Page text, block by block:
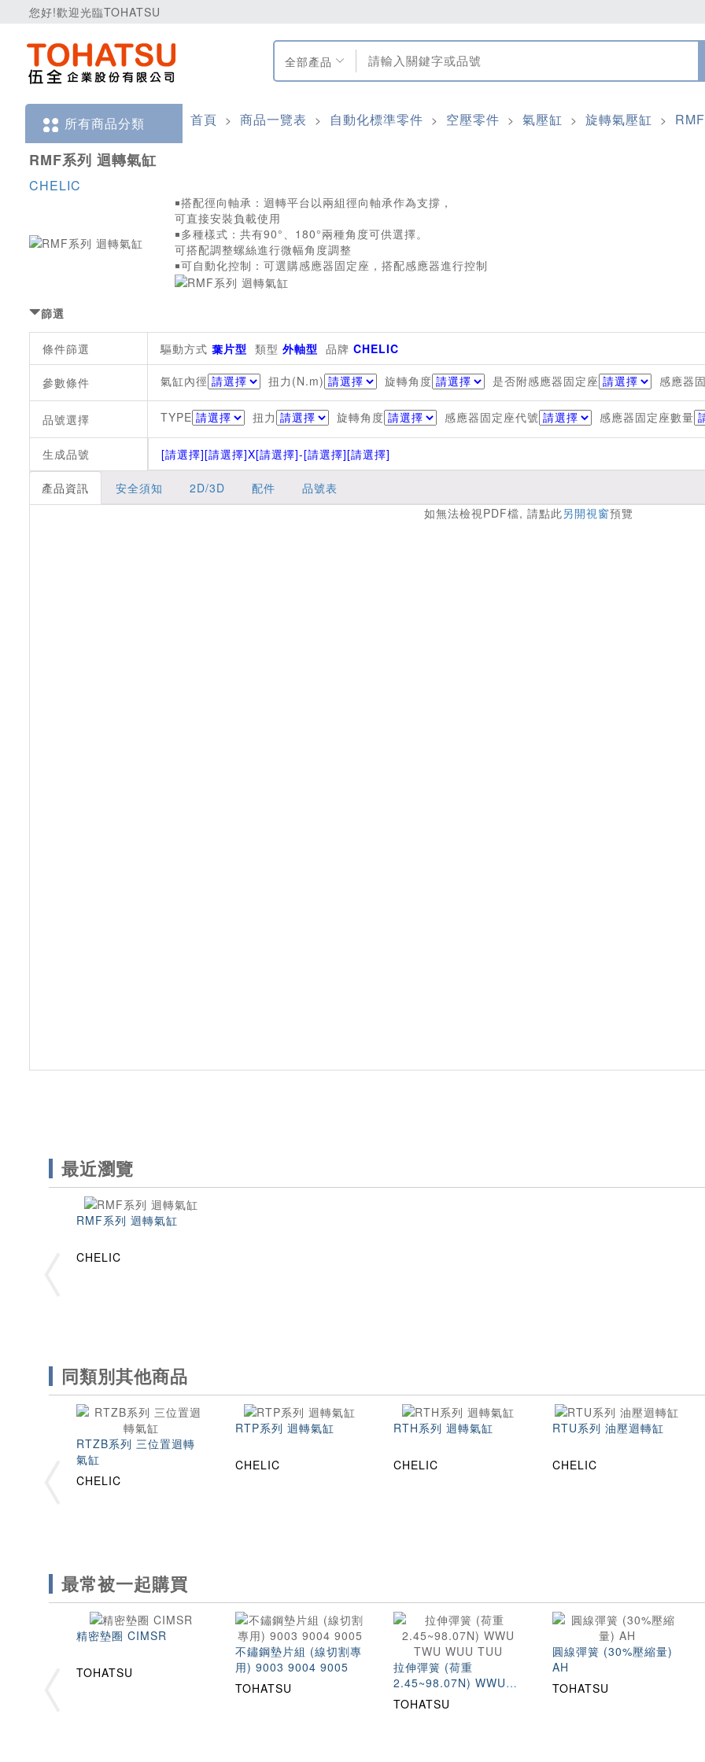
您好!歡迎光臨TOHATSU
全部產品
所有商品分類 首頁 > 商品一覽表 > 自動化標準零件 > 空壓零件 > 氣壓缸 > 旋轉氣壓缸 >
RMF系列 迴轉氣缸
CHELIC
￭搭配徑向軸承：迴轉平台以兩組徑向軸承作為支撐，
可直接安裝負載使用
￭多種樣式：共有90°、180°兩種角度可供選擇。
可搭配調整螺絲進行微幅角度調整
￭可自動化控制：可選購感應器固定座，搭配感應器進行控制
篩選
條件篩選 驅動方式 葉片型 類型 外軸型 品牌 CHELIC
參數條件 氣缸內徑 扭力(N.m) 旋轉角度 是否附感應器固定座 感應器
品號選擇 TYPE 扭力 旋轉角度 感應器固定座代號 感應器固定座數量
生成品號 [請選擇][請選擇]X[請選擇]-[請選擇][請選擇]
產品資訊 安全須知 2D/3D 配件
品號表
如無法檢視PDF檔, 請點此另開視窗預覽
最近瀏覽
RMF系列 迴轉氣缸
CHELIC
同類別其他商品
RTZB系列 三位置迴轉
氣缸
CHELIC
RTP系列 迴轉氣缸
CHELIC
RTH系列 迴轉氣缸
CHELIC
RTU系列 油壓迴轉缸
CHELIC
最常被一起購買
精密墊圈 CIMSR
TOHATSU
不鏽鋼墊片組 (線切割專
用) 9003 9004 9005
TOHATSU
拉伸彈簧 (荷重
2.45~98.07N) WWU
TWU WUU TUU
TOHATSU
圓線彈簧 (30%壓縮量)
AH
TOHATSU